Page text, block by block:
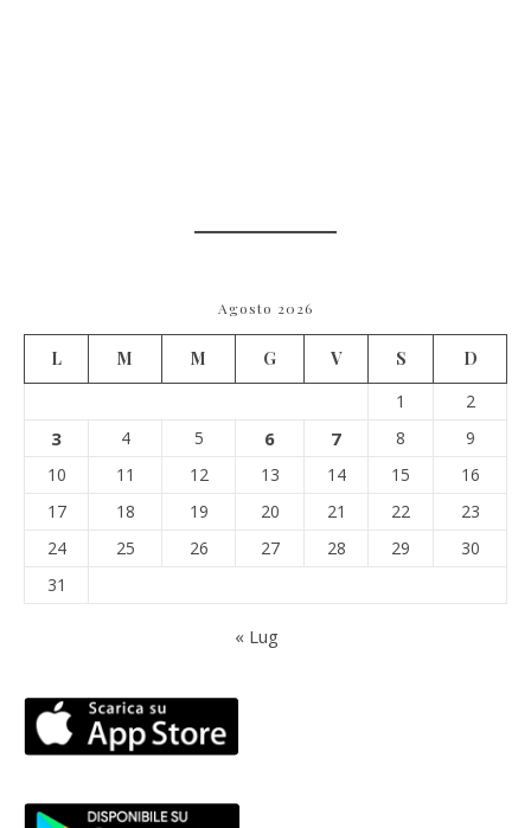
Agosto 2026
L M M G V S
D
1
2
3 4 5 6 7 8
9
10
11 12 13 14 15
16
17
18 19 20 21 22
23
24
25 26 27 28 29
30
31
« Lug